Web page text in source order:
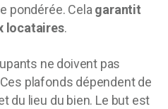
pondérée. Cela garantit
locataires.
ne doivent pas
plafonds dépendent de
du lieu du bien. Le but est